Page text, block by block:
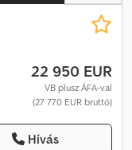
22 950 EUR
VB plusz ÁFA-val
(27 770 EUR bruttó)
Hívás